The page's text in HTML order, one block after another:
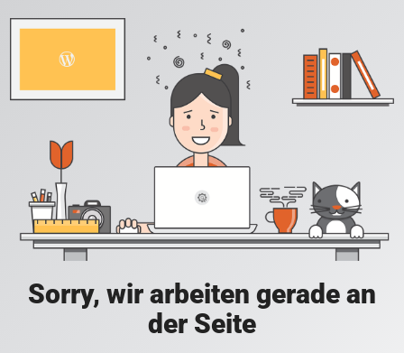
Sorry, wir arbeiten gerade an
der Seite